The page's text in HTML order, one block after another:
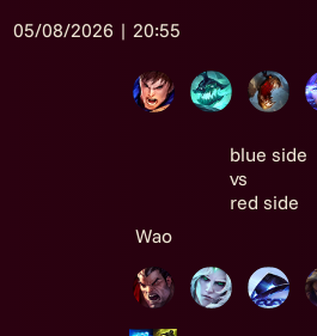
05/08/2026 | 20:55
blue side
vs
red side
Wao